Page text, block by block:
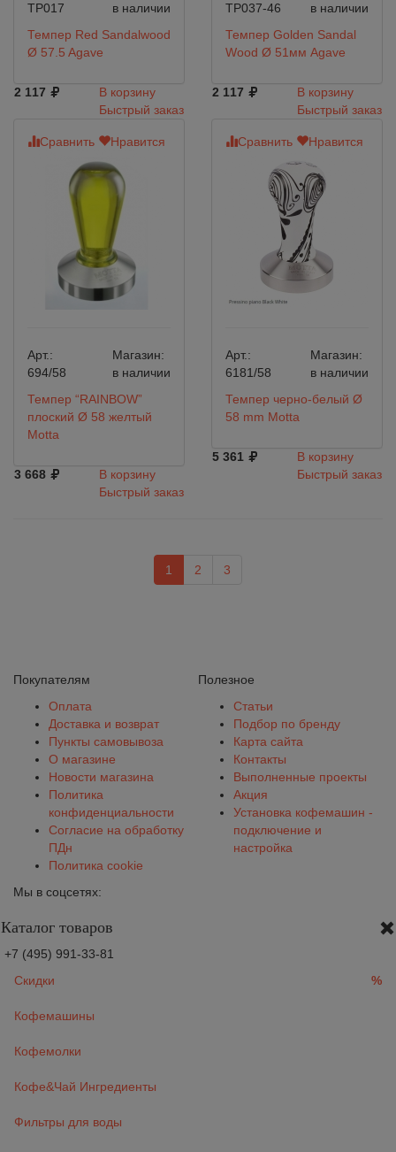
TP017
в наличии
Темпер Red Sandalwood
Ø 57.5 Agave
2 117
В корзину
Быстрый заказ
TP037-46
в наличии
Темпер Golden Sandal
Wood Ø 51мм Agave
2 117
В корзину
Быстрый заказ
Сравнить Нравится
Арт.:
694/58
Магазин:
в наличии
Темпер “RAINBOW”
плоский Ø 58 желтый
Motta
3 668
В корзину
Быстрый заказ
Сравнить Нравится
Арт.:
6181/58
Магазин:
в наличии
Темпер черно-белый Ø
58 mm Motta
5 361
В корзину
Быстрый заказ
1 2 3
Покупателям
Оплата
Доставка и возврат
Пункты самовывоза
О магазине
Новости магазина
Политика
конфиденциальности
Согласие на обработку
ПДн
Политика cookie
Полезное
Статьи
Подбор по бренду
Карта сайта
Контакты
Выполненные проекты
Акция
Установка кофемашин -
подключение и
настройка
Мы в соцсетях:
Каталог товаров
+7 (495) 991-33-81
Скидки
%
Кофемашины
Кофемолки
Кофе&Чай Ингредиенты
Фильтры для воды